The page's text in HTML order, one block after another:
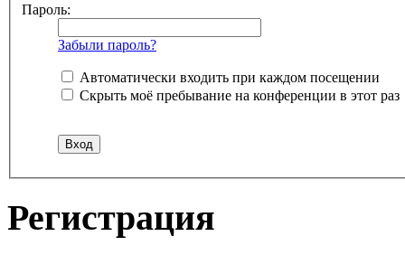
Пароль:
Забыли пароль?
Автоматически входить при каждом посещении
Скрыть моё пребывание на конференции в этот раз
Регистрация